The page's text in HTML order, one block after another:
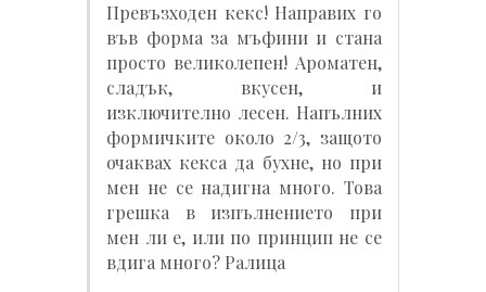
Превъзходен кекс! Направих го
във форма за мъфини и стана
просто великолепен! Ароматен,
сладък, вкусен, и
изключително лесен. Напълних
формичките около 2/3, защото
очаквах кекса да бухне, но при
мен не се надигна много. Това
грешка в изпълнението при
мен ли е, или по принцип не се
вдига много? Ралица